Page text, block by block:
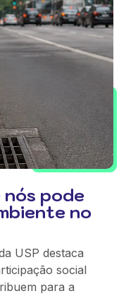
nós pode
no
USP destaca
social
para a